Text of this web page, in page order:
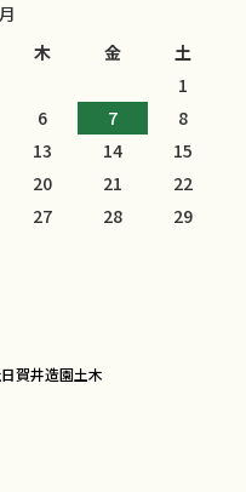
木 金 土
1
6 7
8
13 14
15
20 21
22
27 28
29
賀井造園土木